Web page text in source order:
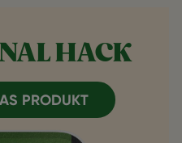
HACK
PRODUKT